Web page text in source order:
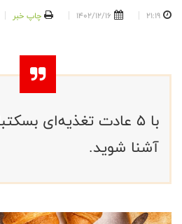
21:19
1402/12/16 چاپ خبر
با 5 عادت تغذیه‌ای
آشنا شوید.